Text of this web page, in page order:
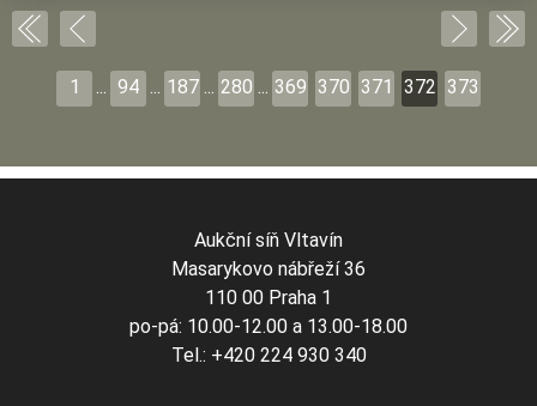
1 ... 94 ... 187 ... 280 ... 369 370 371 372 373
Aukční síň Vltavín
Masarykovo nábřeží 36
110 00 Praha 1
po-pá: 10.00-12.00 a 13.00-18.00
Tel.: +420 224 930 340